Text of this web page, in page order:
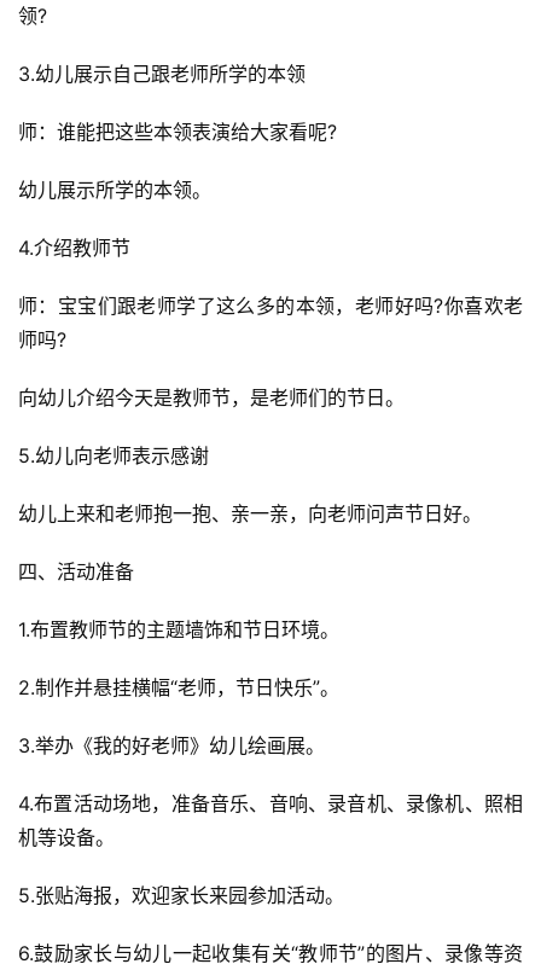
领?
3.幼儿展示自己跟老师所学的本领
师：谁能把这些本领表演给大家看呢?
幼儿展示所学的本领。
4.介绍教师节
师：宝宝们跟老师学了这么多的本领，老师好吗?你喜欢老
师吗?
向幼儿介绍今天是教师节，是老师们的节日。
5.幼儿向老师表示感谢
幼儿上来和老师抱一抱、亲一亲，向老师问声节日好。
四、活动准备
1.布置教师节的主题墙饰和节日环境。
2.制作并悬挂横幅“老师，节日快乐”。
3.举办《我的好老师》幼儿绘画展。
4.布置活动场地，准备音乐、音响、录音机、录像机、照相
机等设备。
5.张贴海报，欢迎家长来园参加活动。
6.鼓励家长与幼儿一起收集有关“教师节”的图片、录像等资